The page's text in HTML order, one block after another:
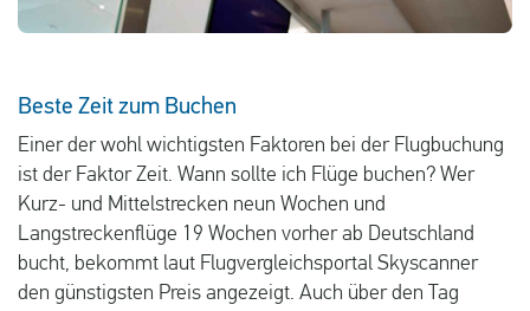
Über uns
Beste Zeit zum Buchen
Einer der wohl wichtigsten Faktoren bei der Flugbuchung
ist der Faktor Zeit. Wann sollte ich Flüge buchen? Wer
Kurz- und Mittelstrecken neun Wochen und
Langstreckenflüge 19 Wochen vorher ab Deutschland
bucht, bekommt laut Flugvergleichsportal Skyscanner
den günstigsten Preis angezeigt. Auch über den Tag